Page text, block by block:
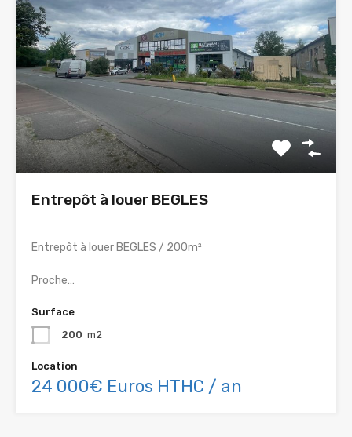
Entrepôt à louer BEGLES
Entrepôt à louer BEGLES / 200m²
Proche…
Surface
200 m2
Location
24 000€ Euros HTHC / an